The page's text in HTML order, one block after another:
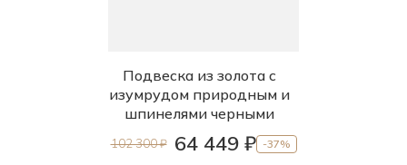
Подвеска из золота с
изумрудом природным и
шпинелями черными
102 300 ₽ 64 449 ₽ -37%